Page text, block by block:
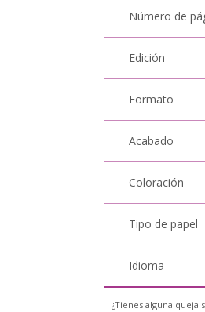
Número de
Edición
Formato
Acabado
Coloración
Tipo de papel
Idioma
¿Tienes alguna